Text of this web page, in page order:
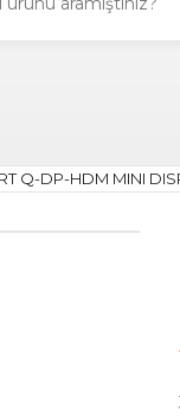
Q-DP-HDM MINI